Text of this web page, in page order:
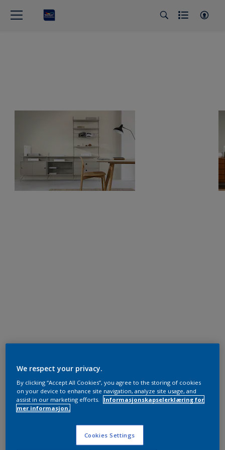
We respect your privacy.
By clicking “Accept All Cookies”, you agree to the storing of cookies
on your device to enhance site navigation, analyze site usage, and
assist in our marketing efforts.
Informasjonskapselerklæring for
mer informasjon.
Cookies Settings